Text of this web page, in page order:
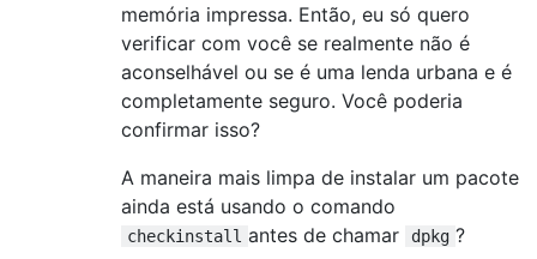
memória impressa. Então, eu só quero
verificar com você se realmente não é
aconselhável ou se é uma lenda urbana e é
completamente seguro. Você poderia
confirmar isso?
A maneira mais limpa de instalar um pacote
ainda está usando o comando
checkinstall antes de chamar dpkg ?